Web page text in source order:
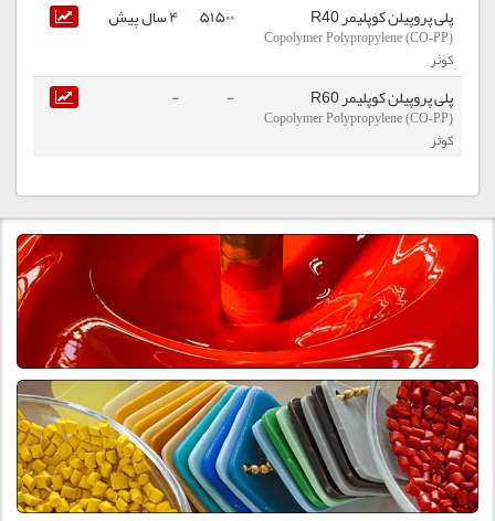
پلی پروپیلن کوپلیمر R40
Copolymer Polypropylene (CO-PP)
کوثر
51500 4 سال پیش
پلی پروپیلن کوپلیمر R60
Copolymer Polypropylene (CO-PP)
کوثر
-
-